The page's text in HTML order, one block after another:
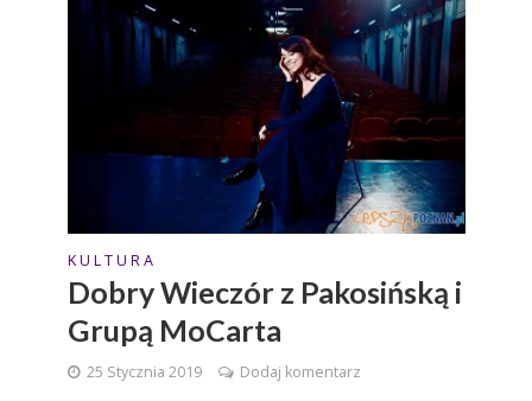
K U L T U R A
Dobry Wieczór z Pakosińską i
Grupą MoCarta
25 Stycznia 2019 Dodaj komentarz